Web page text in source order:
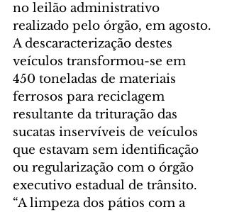
no leilão administrativo
realizado pelo órgão, em agosto.
A descaracterização destes
veículos transformou-se em
450 toneladas de materiais
ferrosos para reciclagem
resultante da trituração das
sucatas inservíveis de veículos
que estavam sem identificação
ou regularização com o órgão
executivo estadual de trânsito.
“A limpeza dos pátios com a